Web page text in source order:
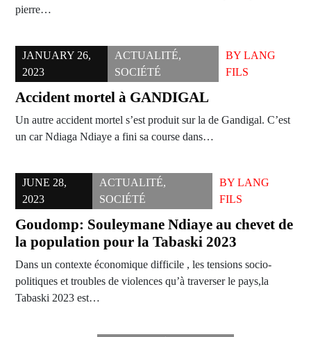
pierre…
JANUARY 26,
2023
ACTUALITÉ,
SOCIÉTÉ
BY LANG
FILS
Accident mortel à GANDIGAL
Un autre accident mortel s’est produit sur la de Gandigal. C’est
un car Ndiaga Ndiaye a fini sa course dans…
JUNE 28,
2023
ACTUALITÉ,
SOCIÉTÉ
BYLANG
FILS
Goudomp: Souleymane Ndiaye au chevet de
la population pour la Tabaski 2023
Dans un contexte économique difficile , les tensions socio-
politiques et troubles de violences qu’à traverser le pays,la
Tabaski 2023 est…